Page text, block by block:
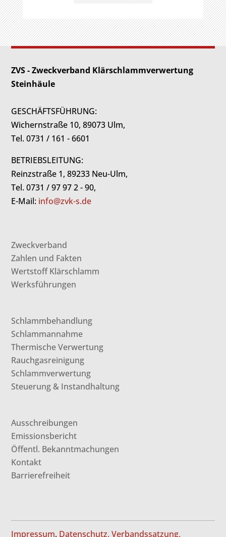
ZVS - Zweckverband Klärschlammverwertung
Steinhäule
GESCHÄFTSFÜHRUNG:
Wichernstraße 10, 89073 Ulm,
Tel. 0731 / 161 - 6601
BETRIEBSLEITUNG:
Reinzstraße 1, 89233 Neu-Ulm,
Tel. 0731 / 97 97 2 - 90,
E-Mail: info@zvk-s.de
Zweckverband
Zahlen und Fakten
Wertstoff Klärschlamm
Werksführungen
Schlammbehandlung
Schlammannahme
Thermische Verwertung
Rauchgasreinigung
Schlammverwertung
Steuerung & Instandhaltung
Ausschreibungen
Emissionsbericht
Öffentl. Bekanntmachungen
Kontakt
Barrierefreiheit
Impressum, Datenschutz, Verbandssatzung,